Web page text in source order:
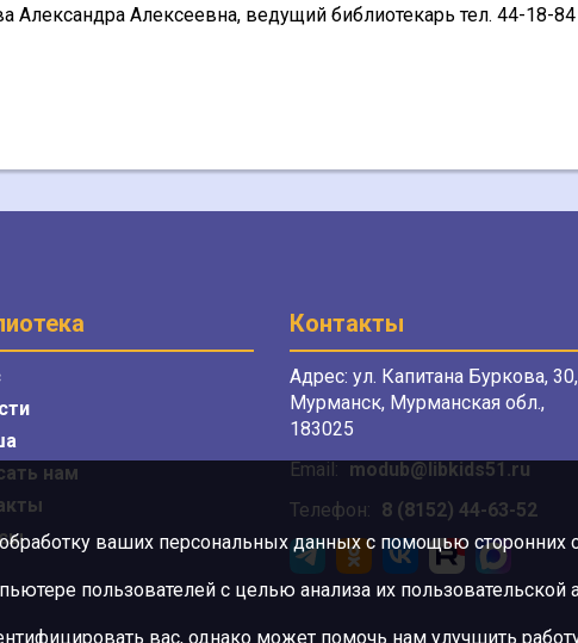
Александра Алексеевна, ведущий библиотекарь тел. 44-18-84
нам
Контакты
Адрес: ул. Капитана Буркова, 30,
Мурманск, Мурманская обл.,
183025
Email: modub@libkids51.ru
Телефон: 8 (8152) 44-63-52
ваших персональных данных с помощью сторонних
пользователей с целью анализа их пользовательской
вас, однако может помочь нам улучшить